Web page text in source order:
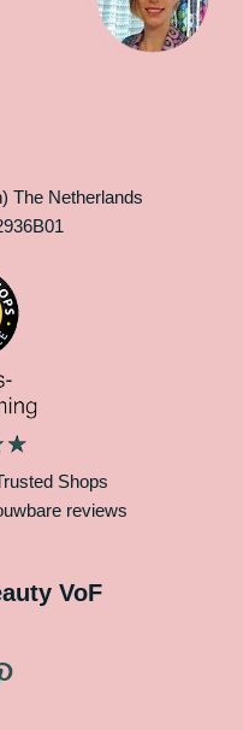
The Netherlands
Shops
reviews
VoF